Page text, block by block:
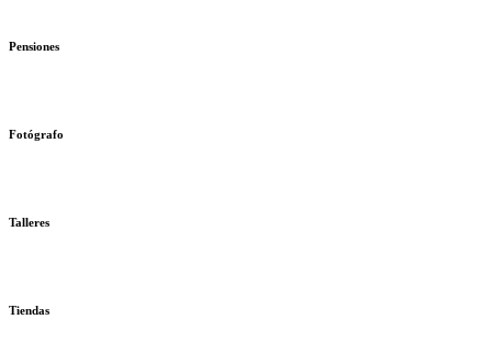
Pensiones
Fotógrafo
Talleres
Tiendas